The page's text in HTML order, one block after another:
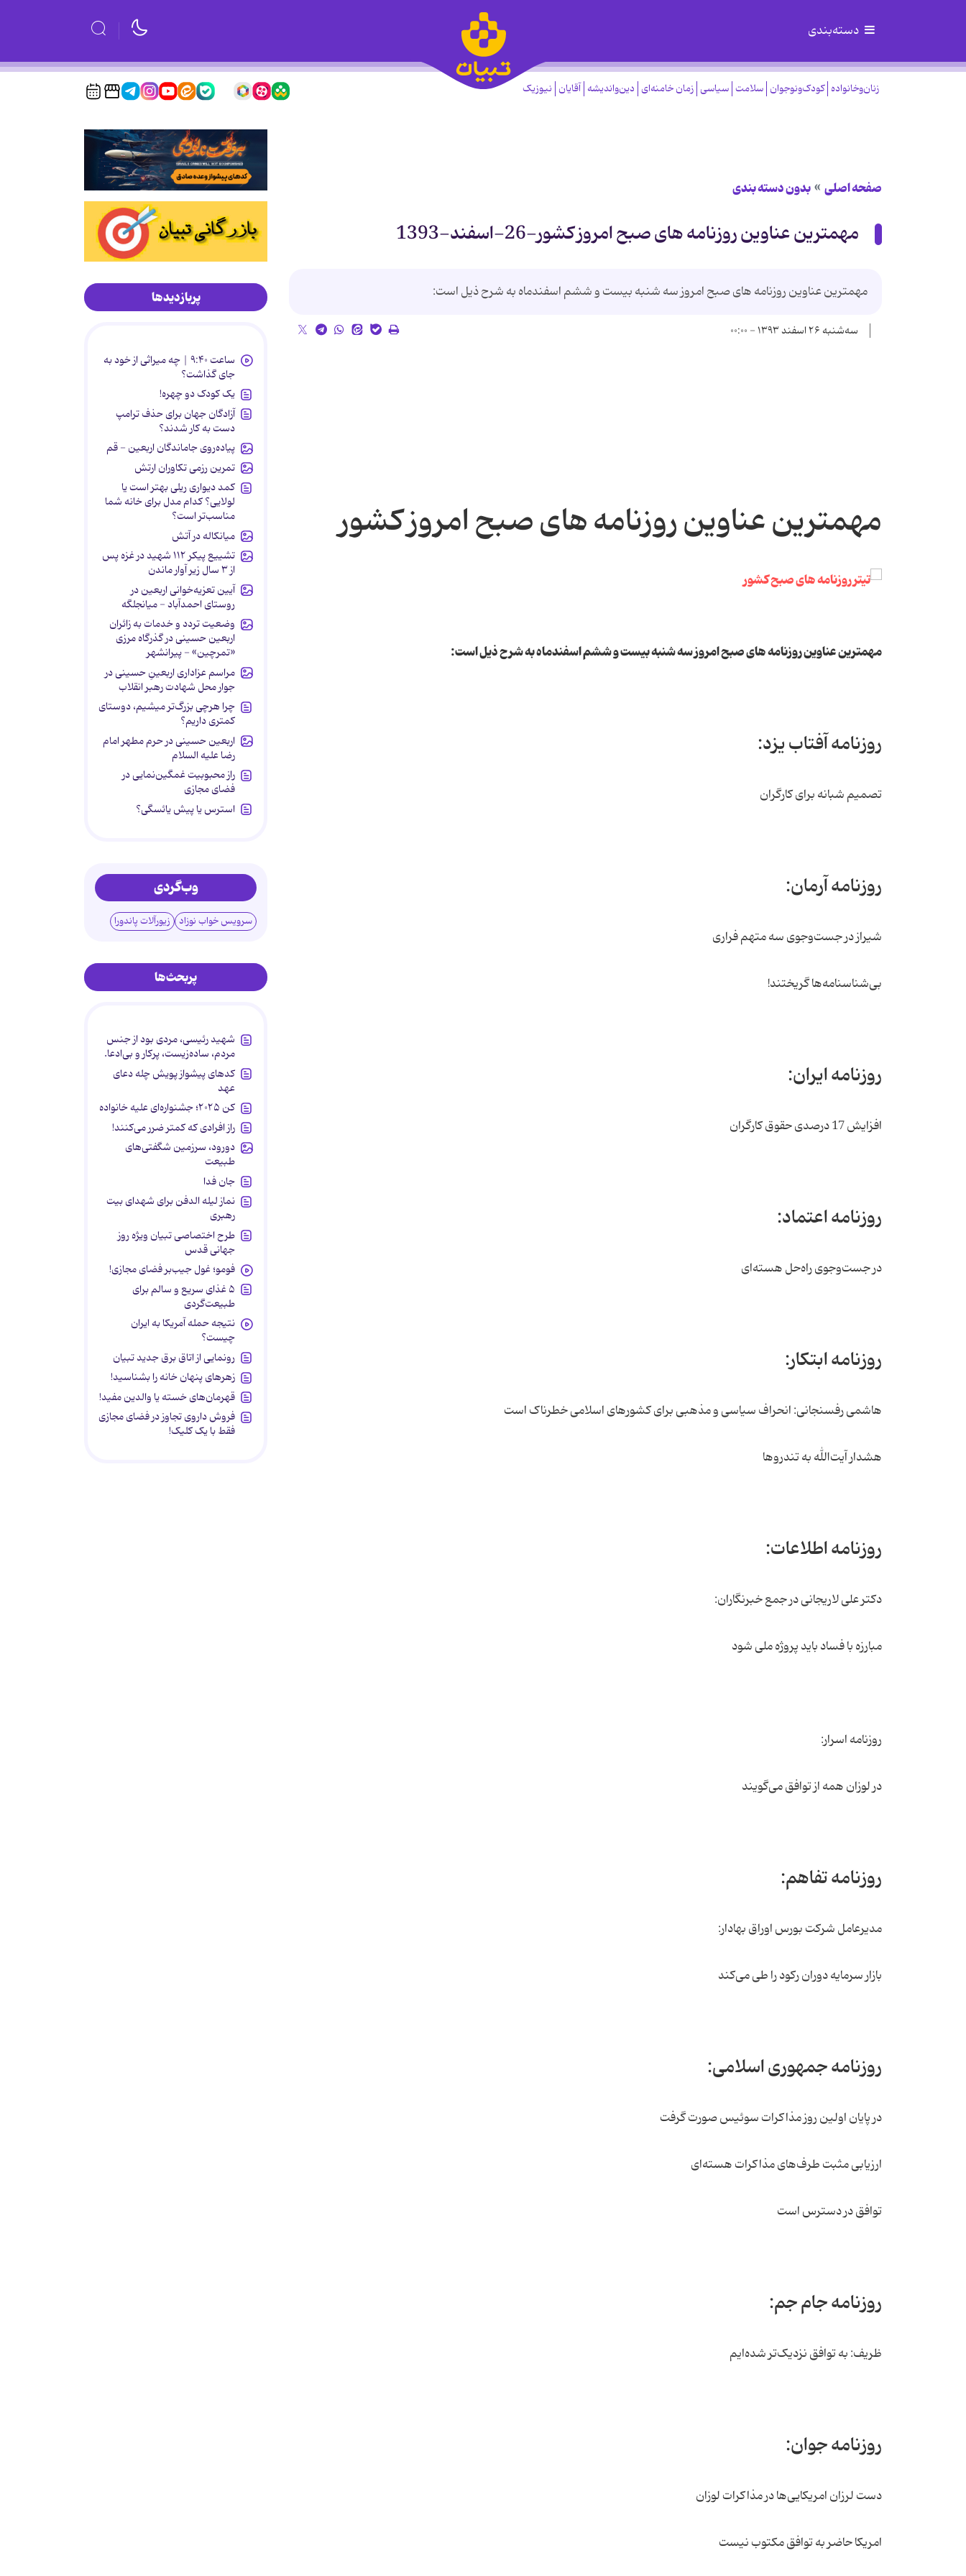
دسته‌بندی
زنان‌وخانواده کودک‌ونوجوان سلامت سیاسی زمان خامنه‌ای دین‌واندیشه آقایان نیوزیک
صفحه اصلی بدون دسته بندی
مهمترین عناوین روزنامه های صبح امروز کشور-26-اسفند-1393
مهمترین عناوین روزنامه های صبح امروز سه شنبه بیست و ششم اسفندماه به شرح ذیل است:
سه‌شنبه ۲۶ اسفند ۱۳۹۳ - ۰۰:۰۰
مهمترین عناوین روزنامه های صبح امروز کشور
مهمترین عناوین روزنامه های صبح امروز سه شنبه بیست و ششم اسفندماه به شرح ذیل است:
روزنامه آفتاب یزد:
تصمیم شبانه برای کارگران
روزنامه آرمان:
شیراز در جست‌وجوی سه متهم فراری
بی‌شناسنامه‌ها گریختند!
روزنامه ایران:
افزایش 17 درصدی حقوق کارگران
روزنامه اعتماد:
در جست‌وجوی راه‌حل هسته‌ای
روزنامه ابتکار:
هاشمی رفسنجانی: انحراف سیاسی و مذهبی برای کشورهای اسلامی خطرناک است
هشدار آیت‌الله به تندروها
روزنامه اطلاعات:
دکتر علی لاریجانی در جمع خبرنگاران:
مبارزه با فساد باید پروژه ملی شود
روزنامه اسرار:
در لوزان همه از توافق می‌گویند
روزنامه تفاهم:
مدیرعامل شرکت بورس اوراق بهادار:
بازار سرمایه دوران رکود را طی می‌کند
روزنامه جمهوری اسلامی:
در پایان اولین روز مذاکرات سوئیس صورت گرفت
ارزیابی مثبت طرف‌های مذاکرات هسته‌ای
توافق در دسترس است
روزنامه جام جم:
ظریف: به توافق نزدیک‌تر شده‌ایم
روزنامه جوان:
دست لرزان امریکایی‌ها در مذاکرات لوزان
امریکا حاضر به توافق مکتوب نیست
پربازدیدها
ساعت ۹:۴۰ | چه میراثی از خود به
جای گذاشت؟
یک کودک دو چهره!
آزادگان جهان برای حذف ترامپ
دست به کار شدند؟
پیاده‌روی جاماندگان اربعین - قم
تمرین رزمی تکاوران ارتش
کمد دیواری ریلی بهتر است یا
لولایی؟ کدام مدل برای خانه شما
مناسب‌تر است؟
میانکاله در آتش
تشییع پیکر ۱۱۲ شهید در غزه پس
از ۳ سال زیر آوار ماندن
آیین تعزیه‌خوانی اربعین در
روستای احمدآباد - میانجلگه
وضعیت تردد و خدمات به زائران
اربعین حسینی در گذرگاه مرزی
«تمرچین» - پیرانشهر
مراسم عزاداری اربعینِ حسینی در
جوار محل شهادت رهبر انقلاب
چرا هرچی بزرگ‌تر میشیم، دوستای
کمتری داریم؟
اربعین حسینی در حرم مطهر امام
رضا علیه السلام
راز محبوبیت غمگین‌نمایی در
فضای مجازی
استرس یا پیش یائسگی؟
وب‌گردی
سرویس خواب نوزاد زیورآلات پاندورا
پربحث‌ها
شهید رئیسی، مردی بود از جنس
مردم، ساده‌زیست، پرکار و بی‌ادعا.
کدهای پیشواز پویش چله دعای
عهد
کن ۲۰۲۵؛ جشنواره‌ای علیه خانواده
راز افرادی که کمتر ضرر می‌کنند!
دورود، سرزمین شگفتی‌های
طبیعت
جان فدا
نماز لیله الدفن برای شهدای بیت
رهبری
طرح اختصاصی تبیان ویژه روز
جهانی قدس
فومو؛ غول جیب‌بر فضای مجازی!
۵ غذای سریع و سالم برای
طبیعت‌گردی
نتیجه حمله آمریکا به ایران
چیست؟
رونمایی از اتاق برق جدید تبیان
زهرهای پنهان خانه را بشناسید!
قهرمان‌های خسته یا والدین مفید!
فروش داروی تجاوز در فضای مجازی
فقط با یک کلیک!